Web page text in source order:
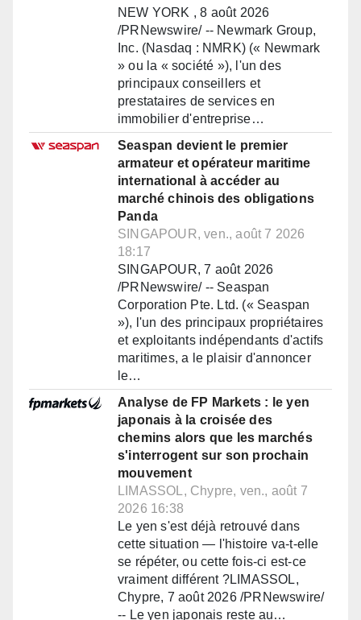
NEW YORK , 8 août 2026
/PRNewswire/ -- Newmark Group,
Inc. (Nasdaq : NMRK) (« Newmark
» ou la « société »), l'un des
principaux conseillers et
prestataires de services en
immobilier d'entreprise…
Seaspan devient le premier
armateur et opérateur maritime
international à accéder au
marché chinois des obligations
Panda
SINGAPOUR, ven., août 7 2026
18:17
SINGAPOUR, 7 août 2026
/PRNewswire/ -- Seaspan
Corporation Pte. Ltd. (« Seaspan
»), l'un des principaux propriétaires
et exploitants indépendants d'actifs
maritimes, a le plaisir d'annoncer
le…
Analyse de FP Markets : le yen
japonais à la croisée des
chemins alors que les marchés
s'interrogent sur son prochain
mouvement
LIMASSOL, Chypre, ven., août 7
2026 16:38
Le yen s'est déjà retrouvé dans
cette situation — l'histoire va-t-elle
se répéter, ou cette fois-ci est-ce
vraiment différent ?LIMASSOL,
Chypre, 7 août 2026 /PRNewswire/
-- Le yen japonais reste au…